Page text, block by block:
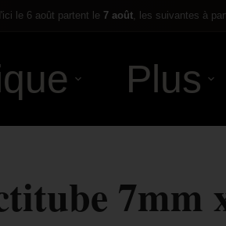
le 6 août partent le 7 août, les suivantes à
Plus
7mm